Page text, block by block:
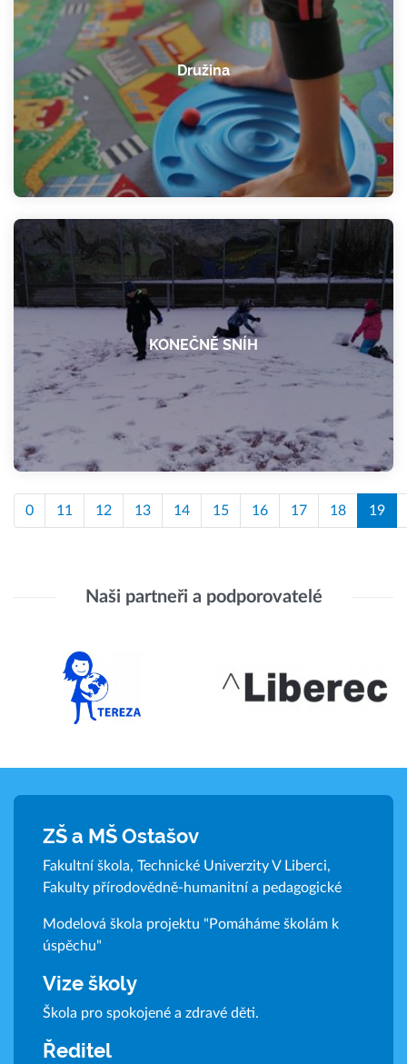
Družina
KONEČNĚ SNÍH
0 11 12 13 14 15 16 17 18 19
Naši partneři a podporovatelé
ZŠ a MŠ Ostašov
Fakultní škola, Technické Univerzity V Liberci,
Fakulty přírodovědně-humanitní a pedagogické
Modelová škola projektu "Pomáháme školám k
úspěchu"
Vize školy
Škola pro spokojené a zdravé děti.
Ředitel